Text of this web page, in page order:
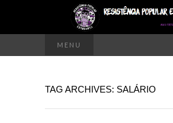
MENU
TAG ARCHIVES: SALÁRIO